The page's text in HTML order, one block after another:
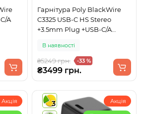
A
Гарнітура Poly BlackWire
C3325 USB-C HS Stereo
+3.5mm Plug +USB-C/A
В наявності
₴5249 грн. -33 %
₴3499 грн.
Акція
3
Акція